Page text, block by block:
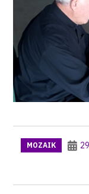
MOZAIK